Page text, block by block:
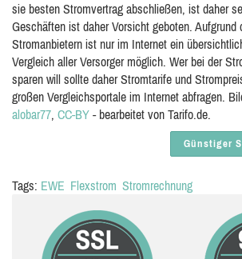
sie besten Stromvertrag abschließen, ist daher
Geschäften ist daher Vorsicht geboten. Aufgrund
Stromanbietern ist nur im Internet ein
Vergleich aller Versorger möglich. Wer bei der
sparen will sollte daher Stromtarife und
großen Vergleichsportale im Internet abfragen.
alobar77, CC-BY - bearbeitet von Tarifo.de.
Günstiger
Tags: EWE Flexstrom Stromrechnung